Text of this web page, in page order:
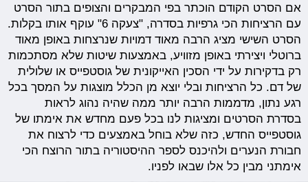
אם הסרט הקודם הוכתר בפי המבקרים והצופים בתור הסרט
עם הרציחות הכי גרפיות בסדרה, "צעקה 6" עוקף אותו בקלות.
הסרט השישי מציג הרבה מאוד דמויות שנרצחות באופן מאוד
ברוטלי ויצירתי באופן מזוויע, באמצעות שיטות שלא מסתכמות
רק בדקירות על ידי הסכין האייקונית של גוסטפייס או שלולית
של דם. כל הרציחות ובלי יוצא מן הכלל מוצגות על המסך בכל
רגע נתון, מדממות הרבה יותר ממה שהיה נהוג לראות
בסדרת הסרטים ומציגות לנו בכל פעם מחדש את אימתו של
גוסטפייס החדש, כזה שלא בוחל באמצעים כדי לרצוח את
חבורת הנערים ולהיכנס לספר ההיסטוריה בתור הרוצח הכי
אימתני מבין כל אלו שבאו לפניו.